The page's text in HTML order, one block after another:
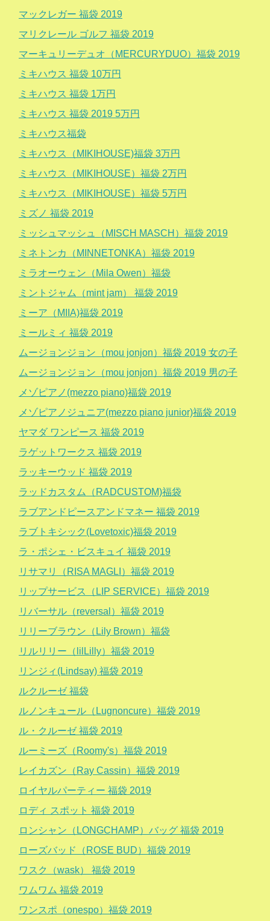
マックレガー 福袋 2019
マリクレール ゴルフ 福袋 2019
マーキュリーデュオ（MERCURYDUO）福袋 2019
ミキハウス 福袋 10万円
ミキハウス 福袋 1万円
ミキハウス 福袋 2019 5万円
ミキハウス福袋
ミキハウス（MIKIHOUSE)福袋 3万円
ミキハウス（MIKIHOUSE）福袋 2万円
ミキハウス（MIKIHOUSE）福袋 5万円
ミズノ 福袋 2019
ミッシュマッシュ（MISCH MASCH）福袋 2019
ミネトンカ（MINNETONKA）福袋 2019
ミラオーウェン（Mila Owen）福袋
ミントジャム（mint jam） 福袋 2019
ミーア（MIIA)福袋 2019
ミールミィ 福袋 2019
ムージョンジョン（mou jonjon）福袋 2019 女の子
ムージョンジョン（mou jonjon）福袋 2019 男の子
メゾピアノ(mezzo piano)福袋 2019
メゾピアノジュニア(mezzo piano junior)福袋 2019
ヤマダ ワンピース 福袋 2019
ラゲットワークス 福袋 2019
ラッキーウッド 福袋 2019
ラッドカスタム（RADCUSTOM)福袋
ラブアンドピースアンドマネー 福袋 2019
ラブトキシック(Lovetoxic)福袋 2019
ラ・ポシェ・ビスキュイ 福袋 2019
リサマリ（RISA MAGLI）福袋 2019
リップサービス（LIP SERVICE）福袋 2019
リバーサル（reversal）福袋 2019
リリーブラウン（Lily Brown）福袋
リルリリー（lilLilly）福袋 2019
リンジィ(Lindsay) 福袋 2019
ルクルーゼ 福袋
ルノンキュール（Lugnoncure）福袋 2019
ル・クルーゼ 福袋 2019
ルーミーズ（Roomy's）福袋 2019
レイカズン（Ray Cassin）福袋 2019
ロイヤルパーティー 福袋 2019
ロディ スポット 福袋 2019
ロンシャン（LONGCHAMP）バッグ 福袋 2019
ローズバッド（ROSE BUD）福袋 2019
ワスク（wask） 福袋 2019
ワムワム 福袋 2019
ワンスポ（onespo）福袋 2019